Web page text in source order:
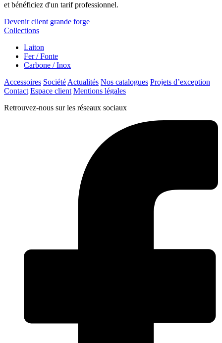
et bénéficiez d'un tarif professionnel.
Devenir client grande forge
Collections
Laiton
Fer / Fonte
Carbone / Inox
Accessoires Société Actualités Nos catalogues Projets d’exception
Contact Espace client Mentions légales
Retrouvez-nous sur les réseaux sociaux